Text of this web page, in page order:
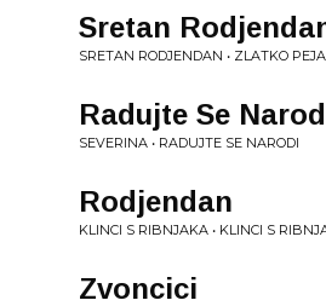
Sretan
SRETAN RODJENDAN • ZLATKO
Radujte Se
SEVERINA • RADUJTE SE NARODI
Rodjendan
KLINCI S RIBNJAKA • KLINCI S
Zvoncici